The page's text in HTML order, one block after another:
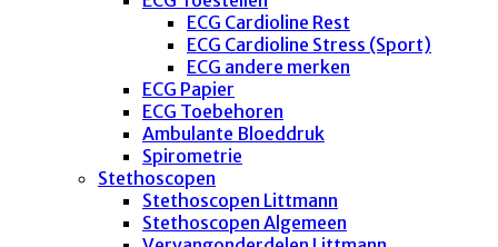
ECG Cardioline Rest
ECG Cardioline Stress (Sport)
ECG andere merken
ECG Papier
ECG Toebehoren
Ambulante Bloeddruk
Spirometrie
Stethoscopen
Stethoscopen Littmann
Stethoscopen Algemeen